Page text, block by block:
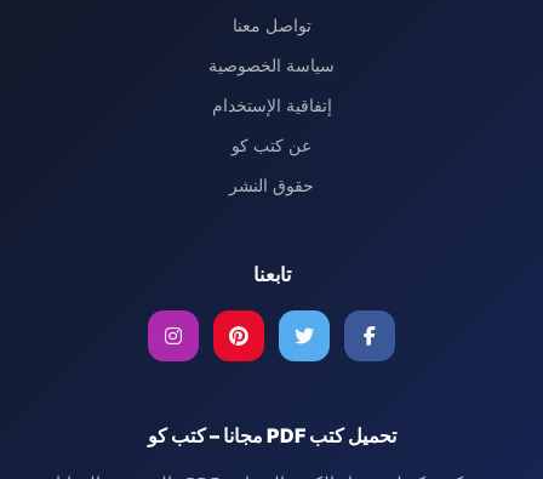
تواصل معنا
سياسة الخصوصية
إتفاقية الإستخدام
عن كتب كو
حقوق النشر
تابعنا
تحميل كتب PDF مجانا – كتب كو